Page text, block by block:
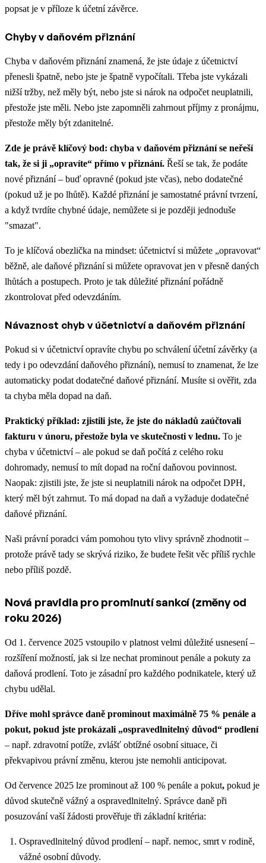
popsat je v příloze k účetní závěrce.
Chyby v daňovém přiznání
Chyba v daňovém přiznání znamená, že jste údaje z účetnictví
přenesli špatně, nebo jste je špatně vypočítali. Třeba jste vykázali
nižší tržby, než měly být, nebo jste si nárok na odpočet neuplatnili,
přestože jste měli. Nebo jste zapomněli zahrnout příjmy z pronájmu,
přestože měly být zdanitelné.
Zde je právě klíčový bod: chyba v daňovém přiznání se neřeší
tak, že si ji „opravíte“ přímo v přiznání. Řeší se tak, že podáte
nové přiznání – buď opravné (pokud jste včas), nebo dodatečné
(pokud už je po lhůtě). Každé přiznání je samostatné právní tvrzení,
a když tvrdíte chybné údaje, nemůžete si je později jednoduše
"smazat".
To je klíčová obezlička na mindset: účetnictví si můžete „opravovat“
běžně, ale daňové přiznání si můžete opravovat jen v přesně daných
lhůtách a postupech. Proto je tak důležité přiznání pořádně
zkontrolovat před odevzdáním.
Návaznost chyb v účetnictví a daňovém přiznání
Pokud si v účetnictví opravíte chybu po schválení účetní závěrky (a
tedy i po odevzdání daňového přiznání), nemusí to znamenat, že lze
automaticky podat dodatečné daňové přiznání. Musíte si ověřit, zda
ta chyba měla dopad na daň.
Praktický příklad: zjistili jste, že jste do nákladů zaúčtovali
fakturu v únoru, přestože byla ve skutečnosti v lednu. To je
chyba v účetnictví – ale pokud se daň počítá z celého roku
dohromady, nemusí to mít dopad na roční daňovou povinnost.
Naopak: zjistili jste, že jste si neuplatnili nárok na odpočet DPH,
který měl být zahrnut. To má dopad na daň a vyžaduje dodatečné
daňové přiznání.
Naši právní poradci vám pomohou tyto vlivy správně zhodnotit –
protože právě tady se skrývá riziko, že budete řešit věc příliš rychle
nebo příliš pozdě.
Nová pravidla pro prominutí sankcí (změny od
roku 2026)
Od 1. července 2025 vstoupilo v platnost velmi důležité usnesení –
rozšíření možností, jak si lze nechat prominout penále a pokuty za
daňová prodlení. Toto je zásadní pro každého podnikatele, který už
chybu udělal.
Dříve mohl správce daně prominout maximálně 75 % penále a
pokut, pokud jste prokázali „ospravedlnitelný důvod“ prodlení
– např. zdravotní potíže, zvlášť obtížné osobní situace, či
překvapivou právní změnu, kterou jste nemohli anticipovat.
Od července 2025 lze prominout až 100 % penále a pokut, pokud je
důvod skutečně vážný a ospravedlnitelný. Správce daně při
posuzování vaší žádosti prověřuje tři základní kritéria:
Ospravedlnitelný důvod prodlení – např. nemoc, smrt v rodině,
vážné osobní důvody.